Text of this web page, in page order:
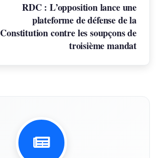
RDC : L’opposition lance une
plateforme de défense de la
Constitution contre les soupçons de
troisième mandat